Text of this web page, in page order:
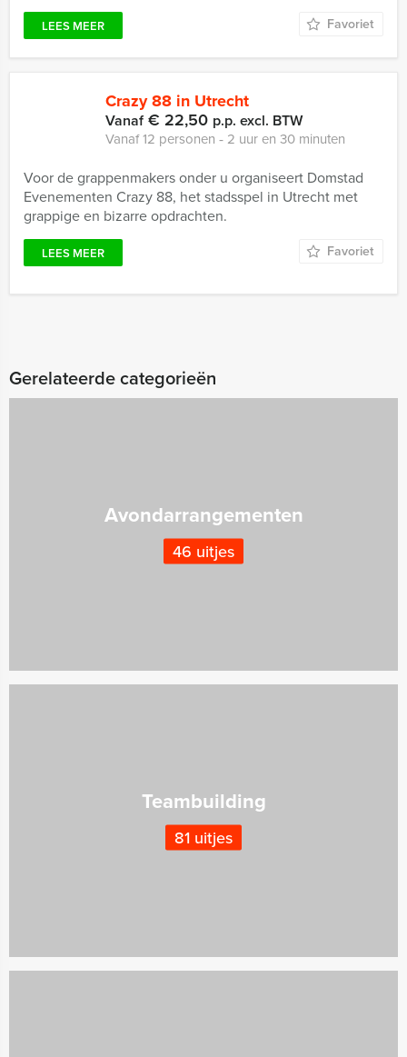
LEES MEER Favoriet
Crazy 88 in Utrecht
Vanaf€ 22,50 p.p. excl. BTW
Vanaf 12 personen ‐ 2 uur en 30 minuten
Voor de grappenmakers onder u organiseert Domstad
Evenementen Crazy 88, het stadsspel in Utrecht met
grappige en bizarre opdrachten.
LEES MEER Favoriet
Gerelateerde categorieën
Avondarrangementen
46 uitjes
Teambuilding
81 uitjes